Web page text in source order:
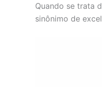
Quando se trata
sinônimo de